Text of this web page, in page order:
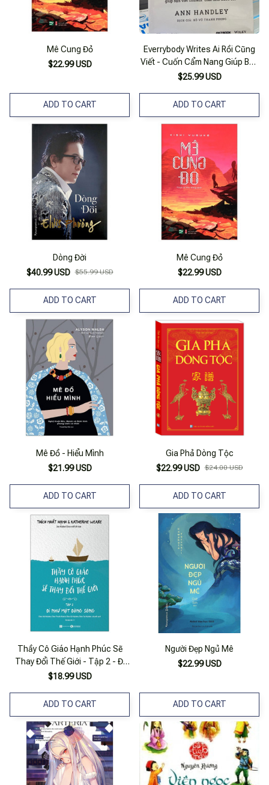
Mê Cung Đỏ
$22.99 USD
ADD TO CART
Everrybody Writes Ai Rồi Cũng
Viết - Cuốn Cẩm Nang Giúp Bạn
Viết Content "Chất Như Nước
$25.99 USD
ADD TO CART
Dòng Đời
$40.99 USD $55.99 USD
ADD TO CART
Mê Cung Đỏ
$22.99 USD
ADD TO CART
Mê Đồ - Hiểu Mình
$21.99 USD
ADD TO CART
Gia Phả Dòng Tộc
$22.99 USD $24.00 USD
ADD TO CART
Thầy Cô Giáo Hạnh Phúc Sẽ
Thay Đổi Thế Giới - Tập 2 - Đi
Như Một Dòng Sông (tái Bản
$18.99 USD
ADD TO CART
Người Đẹp Ngủ Mê
$22.99 USD
ADD TO CART